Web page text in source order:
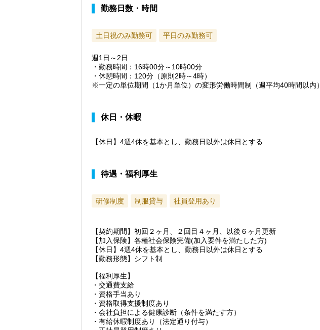
勤務日数・時間
土日祝のみ勤務可 平日のみ勤務可
週1日～2日
・勤務時間：16時00分～10時00分
・休憩時間：120分（原則2時～4時）
※一定の単位期間（1か月単位）の変形労働時間制（週平均40時間以内）
休日・休暇
【休日】4週4休を基本とし、勤務日以外は休日とする
待遇・福利厚生
研修制度 制服貸与 社員登用あり
【契約期間】初回２ヶ月、２回目４ヶ月、以後６ヶ月更新
【加入保険】各種社会保険完備(加入要件を満たした方)
【休日】4週4休を基本とし、勤務日以外は休日とする
【勤務形態】シフト制
【福利厚生】
・交通費支給
・資格手当あり
・資格取得支援制度あり
・会社負担による健康診断（条件を満たす方）
・有給休暇制度あり（法定通り付与）